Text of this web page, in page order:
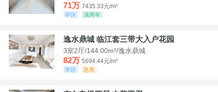
71万 7435.33元/m²
学区
满两年
逸水鼎城 临江套三带大入户花园
3室2厅/144.00m²/逸水鼎城
82万 5694.44元/m²
学区
急售